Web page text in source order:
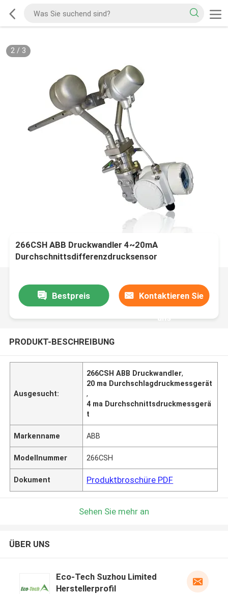
2/ 3
266CSH ABB Druckwandler 4~20mA
Durchschnittsdifferenzdrucksensor
Bestpreis Kontaktieren Sie
uns
PRODUKT-BESCHREIBUNG
Ausgesucht:
266CSH ABB Druckwandler,
20 ma Durchschlagdruckmessgerät
,
4 ma Durchschnittsdruckmessgerä
t
Markenname ABB
Modellnummer 266CSH
Dokument Produktbroschüre PDF
Sehen Sie mehr an
ÜBER UNS
Eco-Tech Suzhou Limited
Herstellerprofil